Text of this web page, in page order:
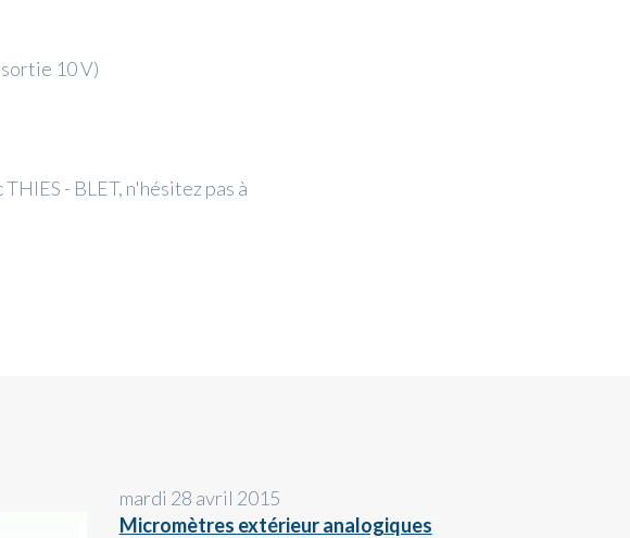
10 V)
- BLET, n'hésitez pas à
mardi 28 avril 2015
Micromètres extérieur analogiques